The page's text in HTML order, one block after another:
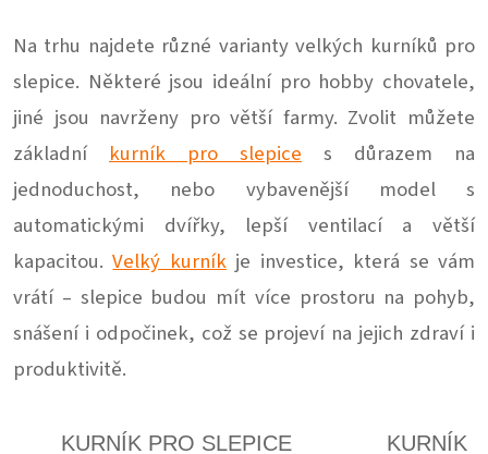
Na trhu najdete různé varianty velkých kurníků pro
slepice. Některé jsou ideální pro hobby chovatele,
jiné jsou navrženy pro větší farmy. Zvolit můžete
základní kurník pro slepice s důrazem na
jednoduchost, nebo vybavenější model s
automatickými dvířky, lepší ventilací a větší
kapacitou.Velký kurníkje investice, která se vám
vrátí – slepice budou mít více prostoru na pohyb,
snášení i odpočinek, což se projeví na jejich zdraví i
produktivitě.